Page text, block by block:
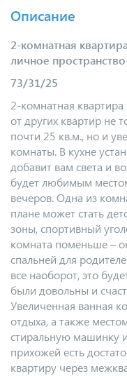
Описание
2-комнатная
личное
73/31/25
2-комнатная
от других квартир не
почти 25 кв.м., но и
комнаты. В кухне
добавит вам света и
будет любимым
вечеров. Одна из
плане может стать
зоны, спортивный
комната поменьше –
спальней для
все наоборот, это
были довольны и
Увеличенная ванная
отдыха, а также
стиральную машинку
прихожей есть
квартиру через